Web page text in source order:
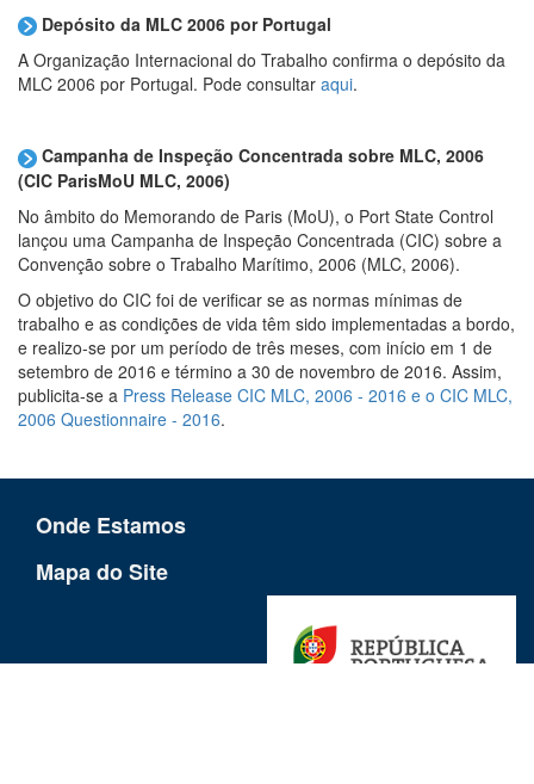
Depósito da MLC 2006 por Portugal
A Organização Internacional do Trabalho confirma o depósito da
MLC 2006 por Portugal. Pode consultar aqui.
Campanha de Inspeção Concentrada sobre MLC, 2006
(CIC ParisMoU MLC, 2006)
No âmbito do Memorando de Paris (MoU), o Port State Control
lançou uma Campanha de Inspeção Concentrada (CIC) sobre a
Convenção sobre o Trabalho Marítimo, 2006 (MLC, 2006).
O objetivo do CIC foi de verificar se as normas mínimas de
trabalho e as condições de vida têm sido implementadas a bordo,
e realizo-se por um período de três meses, com início em 1 de
setembro de 2016 e término a 30 de novembro de 2016. Assim,
publicita-se a Press Release CIC MLC, 2006 - 2016 e o CIC MLC,
2006 Questionnaire - 2016.
Onde Estamos
Mapa do Site